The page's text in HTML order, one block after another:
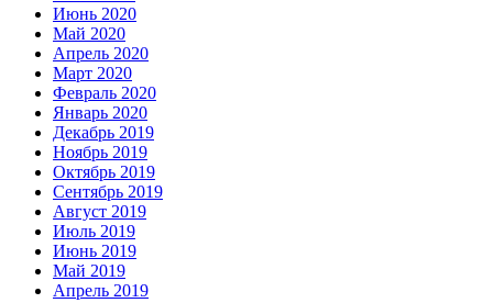
Июнь 2020
Май 2020
Апрель 2020
Март 2020
Февраль 2020
Январь 2020
Декабрь 2019
Ноябрь 2019
Октябрь 2019
Сентябрь 2019
Август 2019
Июль 2019
Июнь 2019
Май 2019
Апрель 2019